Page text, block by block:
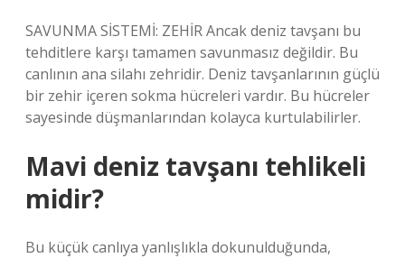
SAVUNMA SİSTEMİ: ZEHİR Ancak deniz tavşanı bu
tehditlere karşı tamamen savunmasız değildir. Bu
canlının ana silahı zehridir. Deniz tavşanlarının güçlü
bir zehir içeren sokma hücreleri vardır. Bu hücreler
sayesinde düşmanlarından kolayca kurtulabilirler.
Mavi deniz tavşanı tehlikeli
midir?
Bu küçük canlıya yanlışlıkla dokunulduğunda,